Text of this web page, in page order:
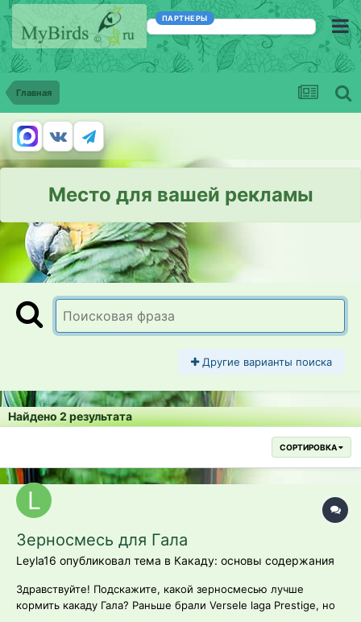
ПАРТНЕРЫ
Главная
Место для вашей рекламы
Другие варианты поиска
Найдено 2 результата
СОРТИРОВКА
Зерносмесь для Гала
Leyla16 опубликовал тема в Какаду: основы содержания
Здравствуйте! Подскажите, какой зерносмесью лучше
кормить какаду Гала? Раньше брали Versele laga Prestige, но